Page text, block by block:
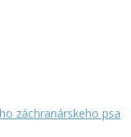
záchranárskeho psa